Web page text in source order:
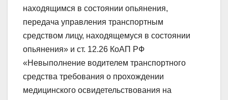
находящимся в состоянии опьянения,
передача управления транспортным
средством лицу, находящемуся в состоянии
опьянения» и ст. 12.26 КоАП РФ
«Невыполнение водителем транспортного
средства требования о прохождении
медицинского освидетельствования на